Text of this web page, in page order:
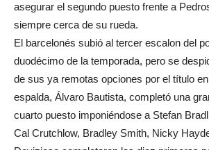
asegurar el segundo puesto frente a
siempre cerca de su rueda.
El barcelonés subió al tercer escalon del
duodécimo de la temporada, pero se
de sus ya remotas opciones por el título
espalda, Álvaro Bautista, completó una
cuarto puesto imponiéndose a Stefan
Cal Crutchlow, Bradley Smith, Nicky